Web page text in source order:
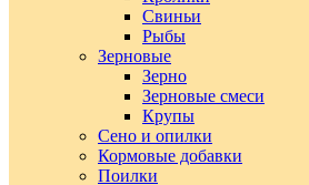
Свиньи
Рыбы
Зерновые
Зерно
Зерновые смеси
Крупы
Сено и опилки
Кормовые добавки
Поилки